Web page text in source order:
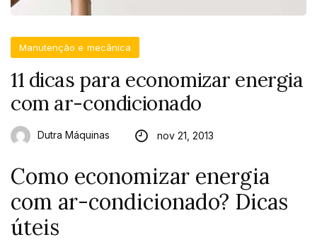
Manutenção e mecânica
11 dicas para economizar energia
com ar-condicionado
Dutra Máquinas nov 21, 2013
Como economizar energia
com ar-condicionado? Dicas
úteis